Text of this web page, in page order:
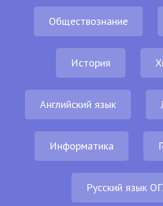
Обществознание
История
Английский язык
Информатика
Русский язык